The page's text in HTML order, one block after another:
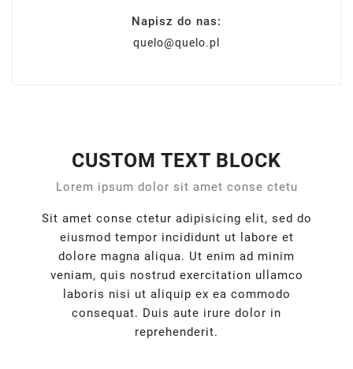
Napisz do nas:
quelo@quelo.pl
CUSTOM TEXT BLOCK
Lorem ipsum dolor sit amet conse ctetu
Sit amet conse ctetur adipisicing elit, sed do
eiusmod tempor incididunt ut labore et
dolore magna aliqua. Ut enim ad minim
veniam, quis nostrud exercitation ullamco
laboris nisi ut aliquip ex ea commodo
consequat. Duis aute irure dolor in
reprehenderit.